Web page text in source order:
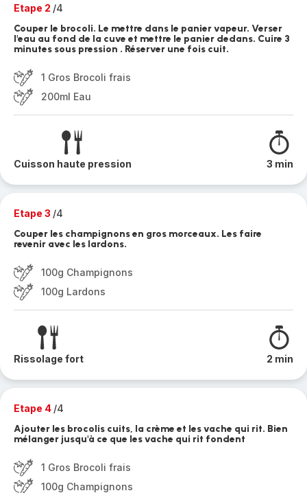
Etape 2 /4
Couper le brocoli. Le mettre dans le panier vapeur. Verser
l'eau au fond de la cuve et mettre le panier dedans. Cuire 3
minutes sous pression . Réserver une fois cuit.
1 Gros Brocoli frais
200ml Eau
Cuisson haute pression 3 min
Etape 3 /4
Couper les champignons en gros morceaux. Les faire
revenir avec les lardons.
100g Champignons
100g Lardons
Rissolage fort 2 min
Etape 4 /4
Ajouter les brocolis cuits, la crème et les vache qui rit. Bien
mélanger jusqu'à ce que les vache qui rit fondent
1 Gros Brocoli frais
100g Champignons